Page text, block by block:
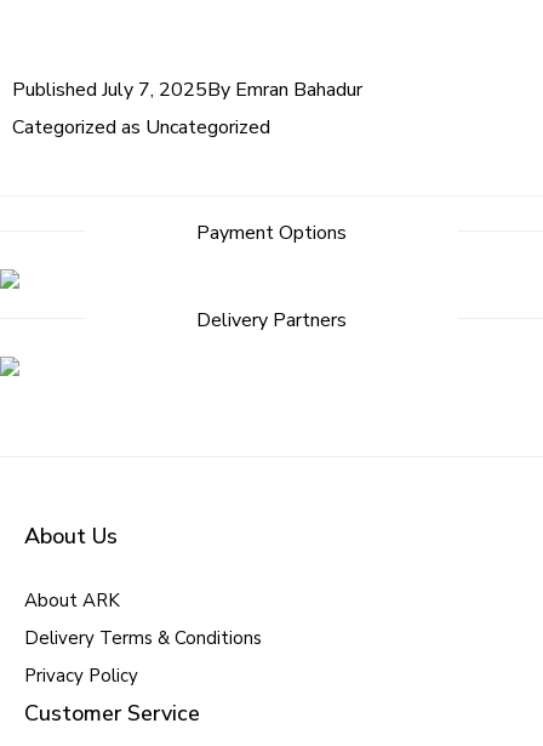
Published July 7, 2025By Emran Bahadur
Categorized as Uncategorized
Payment Options
Delivery Partners
About Us
About ARK
Delivery Terms & Conditions
Privacy Policy
Customer Service